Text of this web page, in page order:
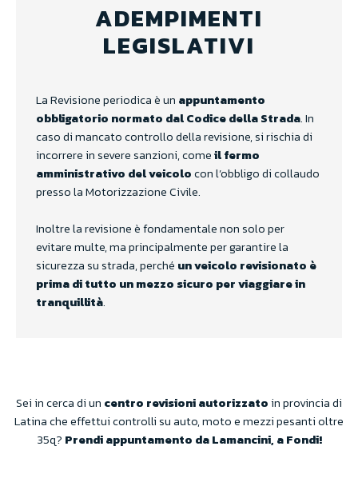
ADEMPIMENTI
LEGISLATIVI
La Revisione periodica è un appuntamento
obbligatorio normato dal Codice della Strada. In
caso di mancato controllo della revisione, si rischia di
incorrere in severe sanzioni, comeil fermo
amministrativo del veicolocon l’obbligo di collaudo
presso la Motorizzazione Civile.
Inoltre la revisione è fondamentale non solo per
evitare multe, ma principalmente per garantire la
sicurezza su strada, perché un veicolo revisionato è
prima di tutto un mezzo sicuro per viaggiare in
tranquillità.
Sei in cerca di un centro revisioni autorizzato in provincia di
Latina che effettui controlli su auto, moto e mezzi pesanti oltre
35q? Prendi appuntamento da Lamancini, a Fondi!